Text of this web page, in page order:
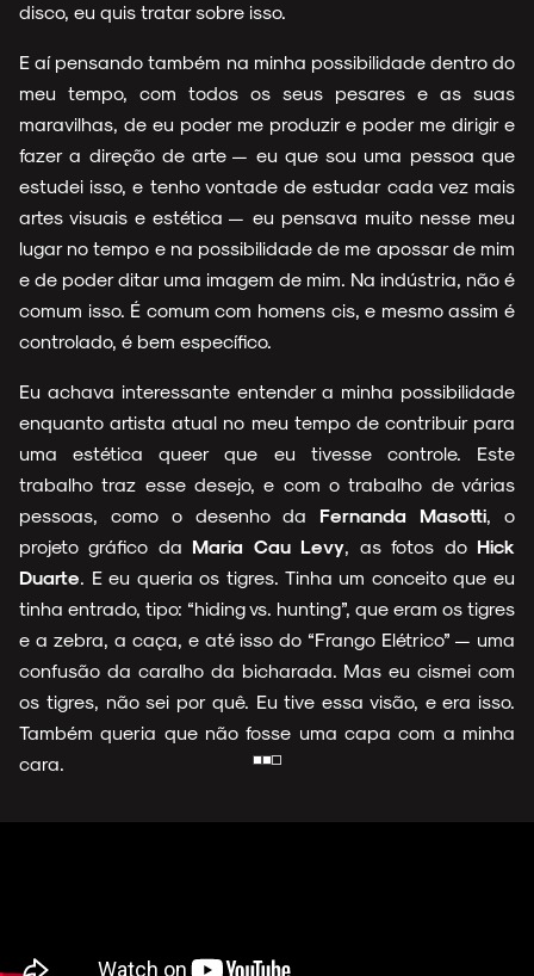
ENTREVISTAS
ESPECIAIS
disco, eu quis tratar sobre isso.
E aí pensando também na minha possibilidade dentro do
meu tempo, com todos os seus pesares e as suas
maravilhas, de eu poder me produzir e poder me dirigir e
fazer a direção de arte — eu que sou uma pessoa que
estudei isso, e tenho vontade de estudar cada vez mais
artes visuais e estética — eu pensava muito nesse meu
lugar no tempo e na possibilidade de me apossar de mim
e de poder ditar uma imagem de mim. Na indústria, não é
comum isso. É comum com homens cis, e mesmo assim é
controlado, é bem específico.
Eu achava interessante entender a minha possibilidade
enquanto artista atual no meu tempo de contribuir para
uma estética queer que eu tivesse controle. Este
trabalho traz esse desejo, e com o trabalho de várias
pessoas, como o desenho da Fernanda Masotti, o
projeto gráfico da Maria Cau Levy, as fotos do Hick
Duarte. E eu queria os tigres. Tinha um conceito que eu
tinha entrado, tipo: “hiding vs. hunting”, que eram os tigres
e a zebra, a caça, e até isso do “Frango Elétrico” — uma
confusão da caralho da bicharada. Mas eu cismei com
os tigres, não sei por quê. Eu tive essa visão, e era isso.
Também queria que não fosse uma capa com a minha
cara.